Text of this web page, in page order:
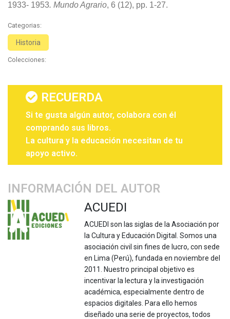
1933- 1953. Mundo Agrario, 6 (12), pp. 1-27.
Categorias:
Historia
Colecciones:
RECUERDA
Si te gusta algún autor, colabora con él
comprando sus libros.
La cultura y la educación necesitan de tu
apoyo activo.
INFORMACIÓN DEL AUTOR
ACUEDI
ACUEDI son las siglas de la Asociación por
la Cultura y Educación Digital. Somos una
asociación civil sin fines de lucro, con sede
en Lima (Perú), fundada en noviembre del
2011. Nuestro principal objetivo es
incentivar la lectura y la investigación
académica, especialmente dentro de
espacios digitales. Para ello hemos
diseñado una serie de proyectos, todos